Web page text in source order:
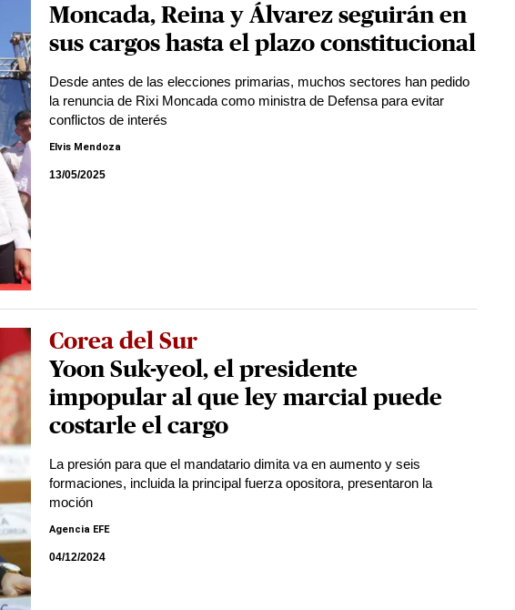
Moncada, Reina y Álvarez seguirán en
sus cargos hasta el plazo constitucional
Desde antes de las elecciones primarias, muchos sectores han pedido
la renuncia de Rixi Moncada como ministra de Defensa para evitar
conflictos de interés
Elvis Mendoza
13/05/2025
Corea del Sur
Yoon Suk-yeol, el presidente
impopular al que ley marcial puede
costarle el cargo
La presión para que el mandatario dimita va en aumento y seis
formaciones, incluida la principal fuerza opositora, presentaron la
moción
Agencia EFE
04/12/2024